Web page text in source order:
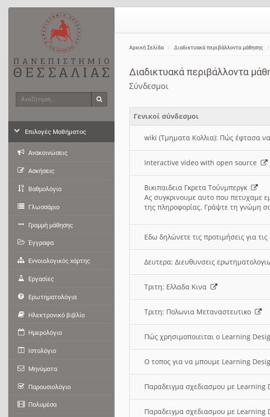
Αρχική Σελίδα Διαδικτυακά περιβάλλοντα μάθησης
Διαδικτυακά περιβάλλοντα
Σύνδεσμοι
Γενικοί σύνδεσμοι
wiki (Τμηματα Κολλια): Πώς έφτασα
Interactive video with open source
Βικιπαιδεια Γκρετα Τούνμπεργκ
Ας συγκρινουμε αυτο που πετυχαμε
της πληροφορίας. Γράψτε τη γνώμη
Εδω δηλώνετε τις προτιμήσεις για
Δευτερα: Διευθυνσεις
Τριτη: Ελλαδα Κινα
Τριτη: Πολωνια Μεταναστευτικο
Πώς χρησιμοποιειται ο Learning
O τοπος για να μπουμε Learning
Παραδειγμα σχεδιασμου με
Παραδειγμα σχεδιασμου με
Αναζήτηση
Επιλογές Μαθήματος
Ανακοινώσεις
Ασκήσεις
Βαθμολόγιο
Γλωσσάριο
Γραμμή μάθησης
Έγγραφα
Εννοιολογικός χάρτης
Εργασίες
Ερωτηματολόγια
Ηλεκτρονικό βιβλίο
Ημερολόγιο
Ιστολόγιο
Μηνύματα
Παρουσιολόγιο
Πολυμέσα